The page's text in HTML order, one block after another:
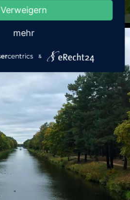
Verweigern
mehr
&